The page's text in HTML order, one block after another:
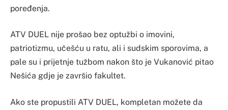
poređenja.
ATV DUEL nije prošao bez optužbi o imovini,
patriotizmu, učešću u ratu, ali i sudskim sporovima, a
pale su i prijetnje tužbom nakon što je Vukanović pitao
Nešića gdje je završio fakultet.
Ako ste propustili ATV DUEL, kompletan možete da